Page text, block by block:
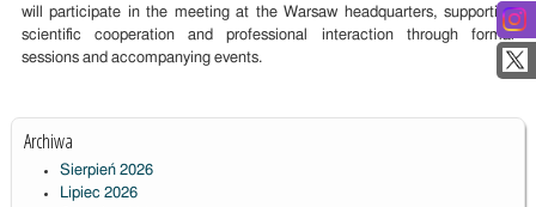
will participate in the meeting at the Warsaw headquarters, supporting
scientific cooperation and professional interaction through formal
sessions and accompanying events.
Archiwa
Sierpień 2026
Lipiec 2026